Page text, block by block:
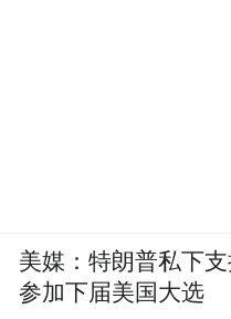
美媒：特朗普私下
参加下届美国大选